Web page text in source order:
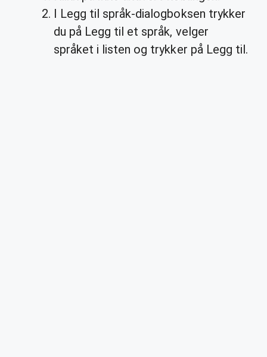
I Legg til språk-dialogboksen trykker
du på Legg til et språk, velger
språket i listen og trykker på Legg til.